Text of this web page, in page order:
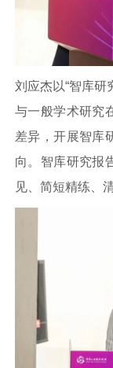
刘应杰以“智库研
与一般学术研究
差异，开展智库
向。智库研究报
见、简短精练、